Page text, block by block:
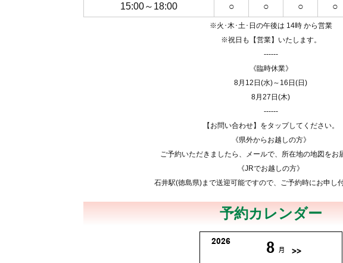
15:00～18:00
○ ○ ○ ○
※火･木･土･日の午後は 14時 から営業
※祝日も【営業】いたします。
------
《臨時休業》
8月12日(水)～16日(日)
8月27日(木)
------
【お問い合わせ】をタップしてください。
《県外からお越しの方》
ご予約いただきましたら、メールで、所在地の地図をお
《JRでお越しの方》
石井駅(徳島県)まで送迎可能ですので、ご予約時にお申し
予約カレンダー